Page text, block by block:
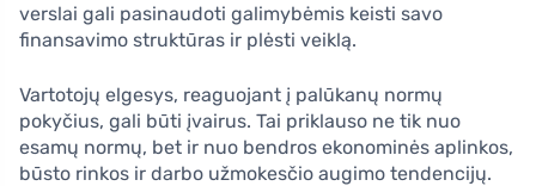
verslai gali pasinaudoti galimybėmis keisti savo
finansavimo struktūras ir plėsti veiklą.
Vartotojų elgesys, reaguojant į palūkanų normų
pokyčius, gali būti įvairus. Tai priklauso ne tik nuo
esamų normų, bet ir nuo bendros ekonominės aplinkos,
būsto rinkos ir darbo užmokesčio augimo tendencijų.